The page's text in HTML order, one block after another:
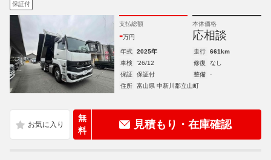
保証付
支払総額
-万円
本体価格
応相談
年式 2025年 走行
661km
車検
'26/12 修復
なし
保証
保証付 整備
-
住所
富山県 中新川郡立山町
無
料
見積もり・在庫確認